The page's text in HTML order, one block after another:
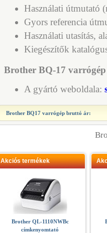
Használati útmutató
Gyors referencia
Használati utasítás,
Kiegészítők
Brother BQ-17 varrógép
A gyártó weboldala:
Brother BQ17 varrógép bruttó ár:
Akciós termékek
Brother QL-1110NWBc
címkenyomtató